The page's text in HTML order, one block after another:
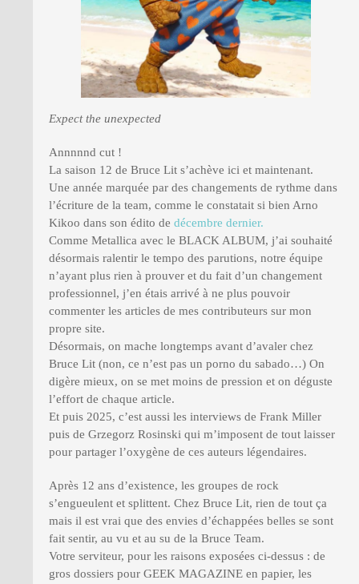
Expect the unexpected
Annnnnd cut !
La saison 12 de Bruce Lit s’achève ici et maintenant.
Une année marquée par des changements de rythme dans
l’écriture de la team, comme le constatait si bien Arno
Kikoo dans son édito de décembre dernier.
Comme Metallica avec le BLACK ALBUM, j’ai souhaité
désormais ralentir le tempo des parutions, notre équipe
n’ayant plus rien à prouver et du fait d’un changement
professionnel, j’en étais arrivé à ne plus pouvoir
commenter les articles de mes contributeurs sur mon
propre site.
Désormais, on mache longtemps avant d’avaler chez
Bruce Lit (non, ce n’est pas un porno du sabado…) On
digère mieux, on se met moins de pression et on déguste
l’effort de chaque article.
Et puis 2025, c’est aussi les interviews de Frank Miller
puis de Grzegorz Rosinski qui m’imposent de tout laisser
pour partager l’oxygène de ces auteurs légendaires.
Après 12 ans d’existence, les groupes de rock
s’engueulent et splittent. Chez Bruce Lit, rien de tout ça
mais il est vrai que des envies d’échappées belles se sont
fait sentir, au vu et au su de la Bruce Team.
Votre serviteur, pour les raisons exposées ci-dessus : de
gros dossiers pour GEEK MAGAZINE en papier, les